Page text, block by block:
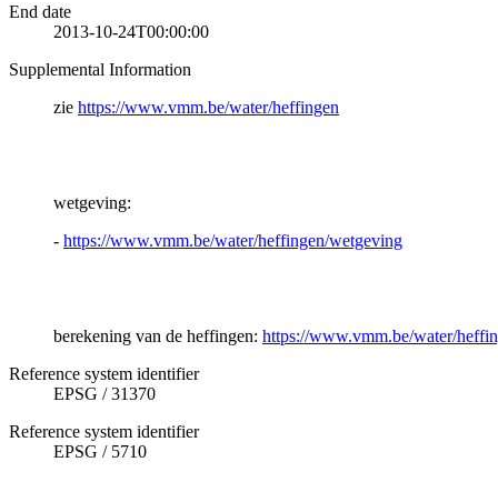
End date
2013-10-24T00:00:00
Supplemental Information
zie https://www.vmm.be/water/heffingen
wetgeving:
- https://www.vmm.be/water/heffingen/wetgeving
berekening van de heffingen: https://www.vmm.be/water/
Reference system identifier
EPSG /31370
Reference system identifier
EPSG / 5710